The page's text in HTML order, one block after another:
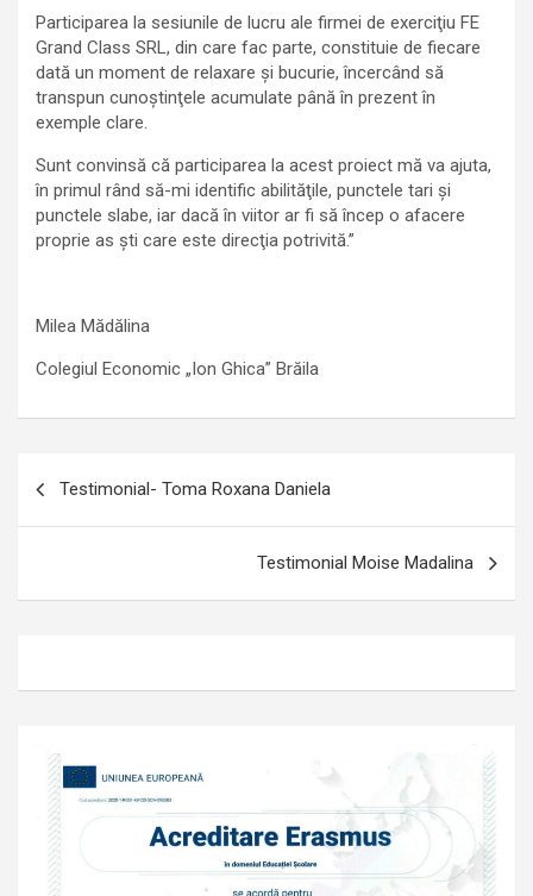
Participarea la sesiunile de lucru ale firmei de exerciţiu FE
Grand Class SRL, din care fac parte, constituie de fiecare
dată un moment de relaxare şi bucurie, încercând să
transpun cunoştinţele acumulate până în prezent în
exemple clare.
Sunt convinsă că participarea la acest proiect mă va ajuta,
în primul rând să-mi identific abilităţile, punctele tari şi
punctele slabe, iar dacă în viitor ar fi să încep o afacere
proprie as şti care este direcţia potrivită.”
Milea Mădălina
Colegiul Economic „Ion Ghica” Brăila
Testimonial- Toma Roxana Daniela
Testimonial Moise Madalina